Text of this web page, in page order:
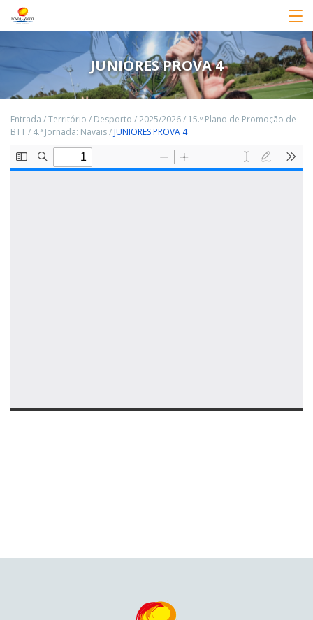
JUNIORES PROVA 4
Entrada /Território / Desporto /2025/2026/ 15.º Plano de Promoção de
BTT/ 4.ª Jornada: Navais/JUNIORES PROVA 4